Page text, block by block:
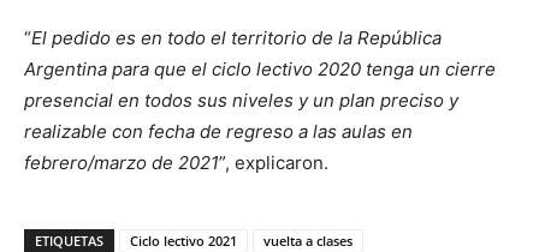
“El pedido es en todo el territorio de la República
Argentina para que el ciclo lectivo 2020 tenga un cierre
presencial en todos sus niveles y un plan preciso y
realizable con fecha de regreso a las aulas en
febrero/marzo de 2021”, explicaron.
ETIQUETAS Ciclo lectivo 2021 vuelta a clases